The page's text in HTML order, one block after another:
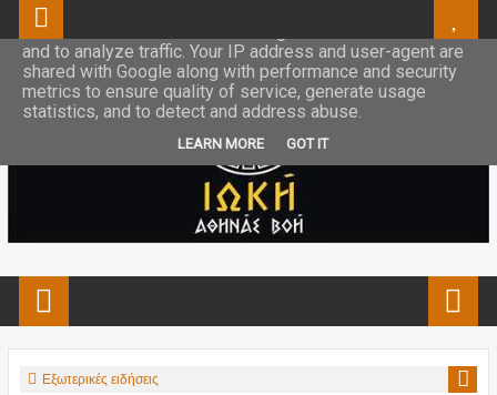
Εξωτερικές ειδήσεις
This site uses cookies from Google to deliver its services
and to analyze traffic. Your IP address and user-agent are
shared with Google along with performance and security
metrics to ensure quality of service, generate usage
statistics, and to detect and address abuse.
LEARN MORE GOT IT